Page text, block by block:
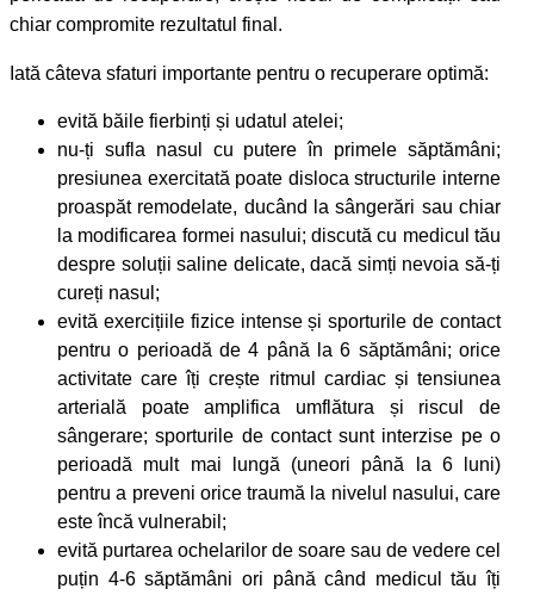
chiar compromite rezultatul final.
Iată câteva sfaturi importante pentru o recuperare optimă:
evită băile fierbinți și udatul atelei;
nu-ți sufla nasul cu putere în primele săptămâni;
presiunea exercitată poate disloca structurile interne
proaspăt remodelate, ducând la sângerări sau chiar
la modificarea formei nasului; discută cu medicul tău
despre soluții saline delicate, dacă simți nevoia să-ți
cureți nasul;
evită exercițiile fizice intense și sporturile de contact
pentru o perioadă de 4 până la 6 săptămâni; orice
activitate care îți crește ritmul cardiac și tensiunea
arterială poate amplifica umflătura și riscul de
sângerare; sporturile de contact sunt interzise pe o
perioadă mult mai lungă (uneori până la 6 luni)
pentru a preveni orice traumă la nivelul nasului, care
este încă vulnerabil;
evită purtarea ochelarilor de soare sau de vedere cel
puțin 4-6 săptămâni ori până când medicul tău îți